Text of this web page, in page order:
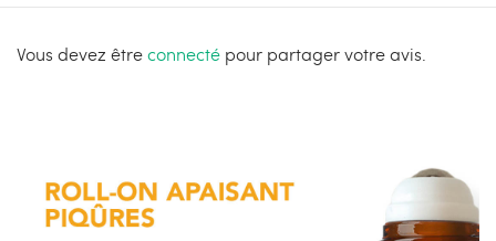
Vous devez êtreconnecté pour partager votre avis.